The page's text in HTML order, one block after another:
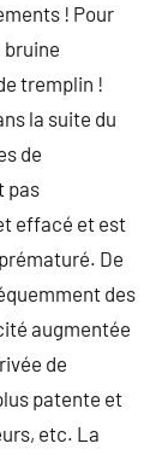
! Pour
bruine
tremplin !
la suite du
de
pas
effacé et est
De
des
augmentée
de
patente et
etc. La